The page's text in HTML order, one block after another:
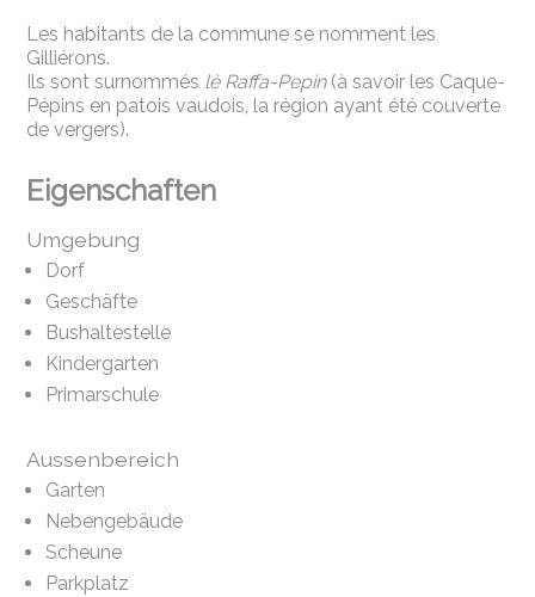
Les habitants de la commune se nomment les
Gilliérons.
Ils sont surnommés lè Raffa-Pepin (à savoir les Caque-
Pépins en patois vaudois, la région ayant été couverte
de vergers).
Eigenschaften
Umgebung
Dorf
Geschäfte
Bushaltestelle
Kindergarten
Primarschule
Aussenbereich
Garten
Nebengebäude
Scheune
Parkplatz